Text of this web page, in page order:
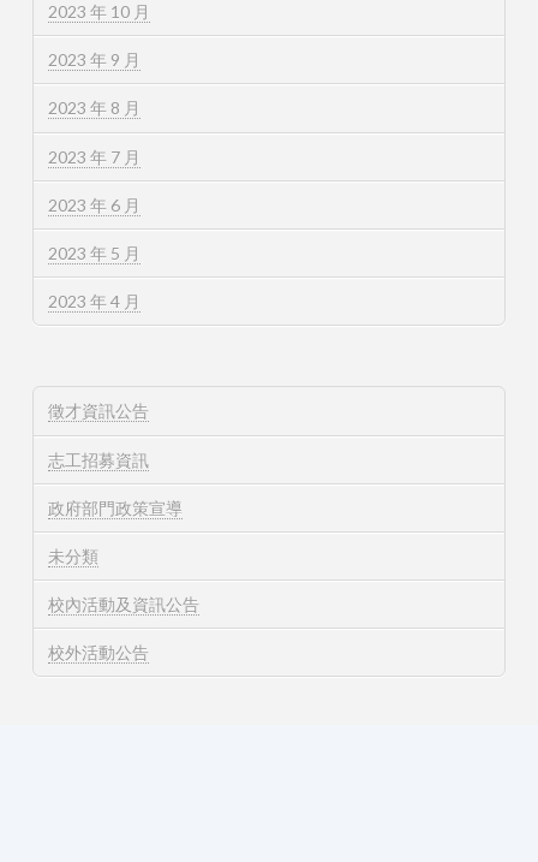
2023 年 10 月
2023 年 9 月
2023 年 8 月
2023 年 7 月
2023 年 6 月
2023 年 5 月
2023 年 4 月
徵才資訊公告
志工招募資訊
政府部門政策宣導
未分類
校內活動及資訊公告
校外活動公告